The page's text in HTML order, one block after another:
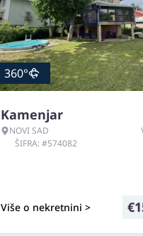
360°
Kamenjar
NOVI SAD
ŠIFRA: #574082
Više o nekretnini > €